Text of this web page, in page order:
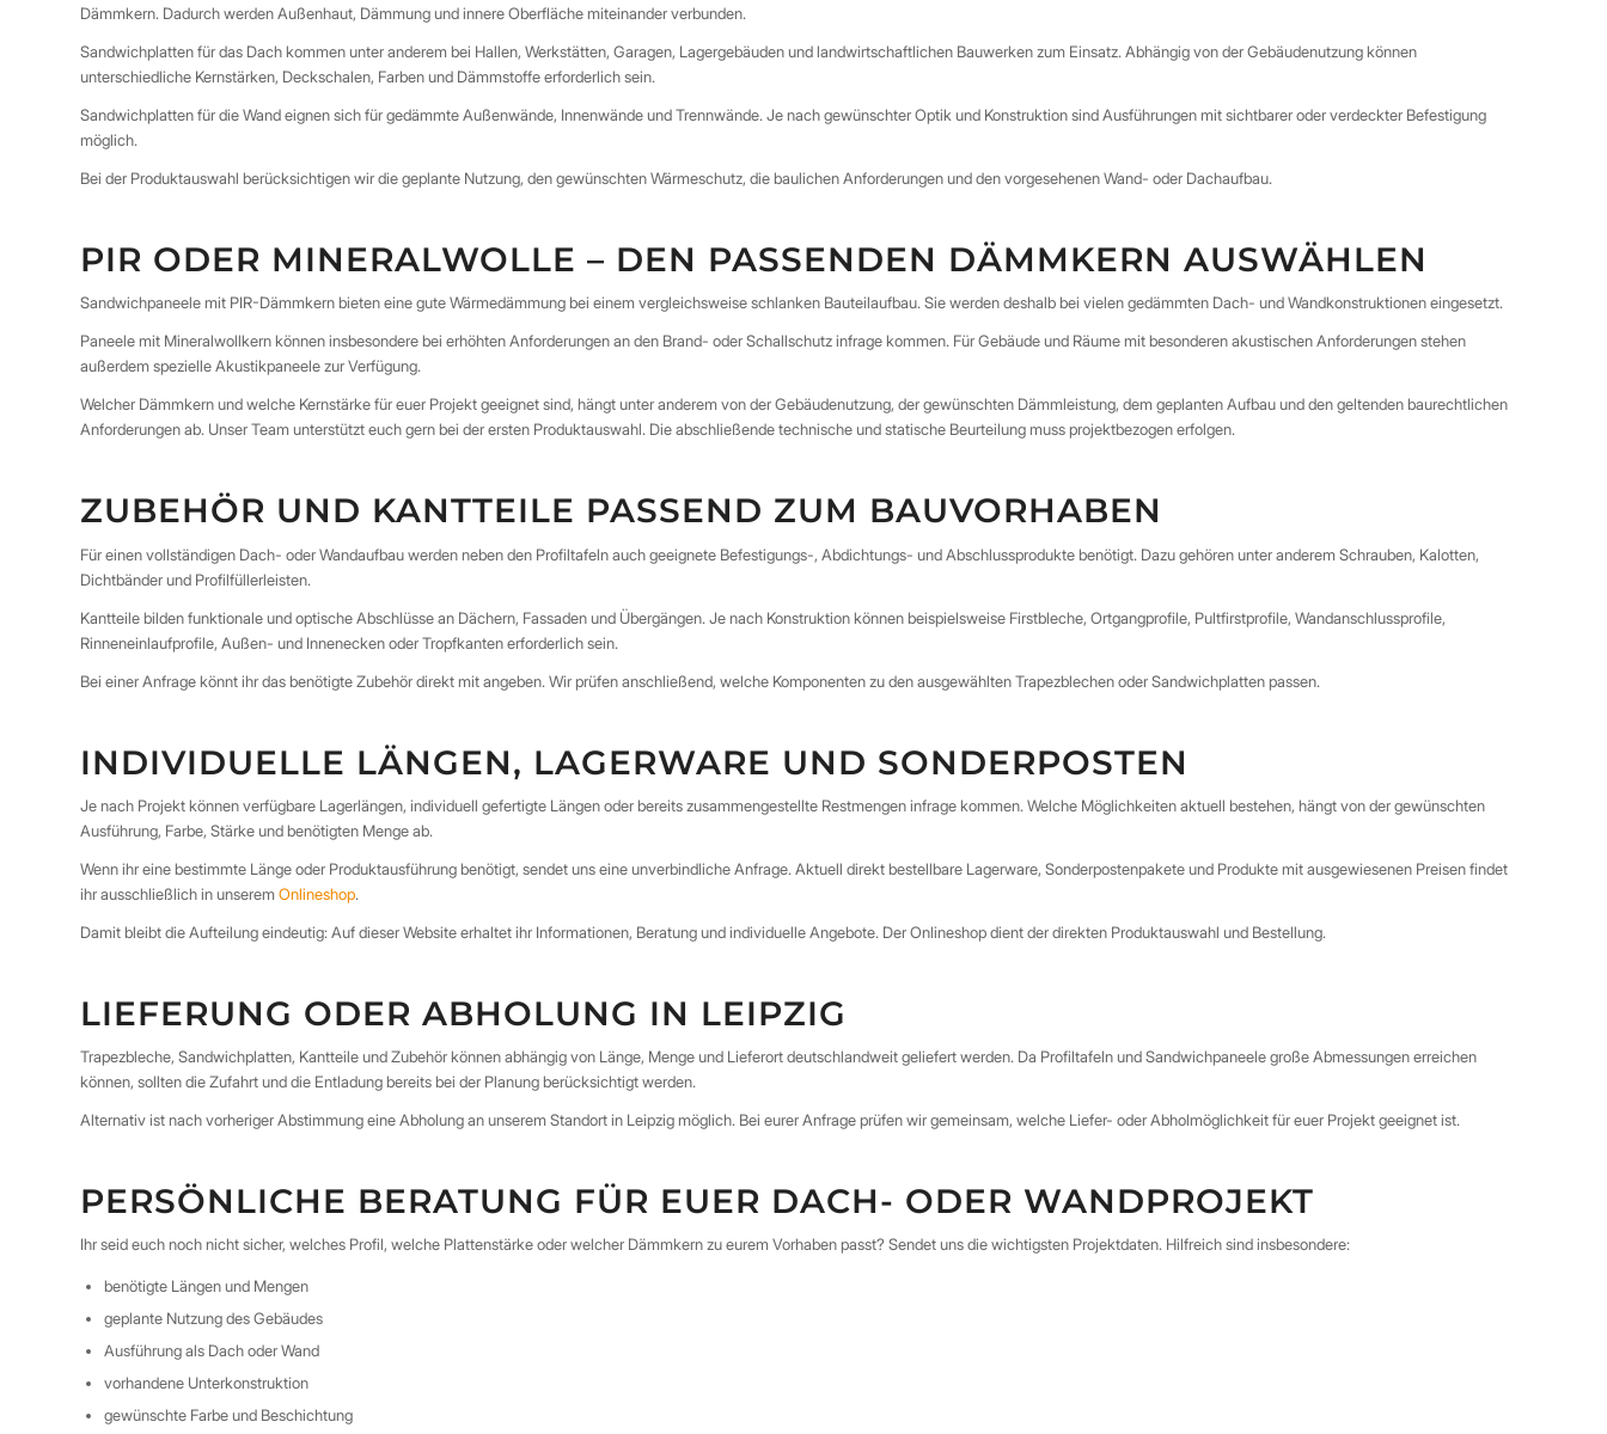
Dämmkern. Dadurch werden Außenhaut, Dämmung und innere Oberfläche miteinander verbunden.
Sandwichplatten für das Dach kommen unter anderem bei Hallen, Werkstätten, Garagen, Lagergebäuden und landwirtschaftlichen Bauwerken zum Einsatz. Abhängig von der Gebäudenutzung können
unterschiedliche Kernstärken, Deckschalen, Farben und Dämmstoffe erforderlich sein.
Sandwichplatten für die Wand eignen sich für gedämmte Außenwände, Innenwände und Trennwände. Je nach gewünschter Optik und Konstruktion sind Ausführungen mit sichtbarer oder verdeckter Befestigung
möglich.
Bei der Produktauswahl berücksichtigen wir die geplante Nutzung, den gewünschten Wärmeschutz, die baulichen Anforderungen und den vorgesehenen Wand- oder Dachaufbau.
PIR ODER MINERALWOLLE – DEN PASSENDEN DÄMMKERN AUSWÄHLEN
Sandwichpaneele mit PIR-Dämmkern bieten eine gute Wärmedämmung bei einem vergleichsweise schlanken Bauteilaufbau. Sie werden deshalb bei vielen gedämmten Dach- und Wandkonstruktionen eingesetzt.
Paneele mit Mineralwollkern können insbesondere bei erhöhten Anforderungen an den Brand- oder Schallschutz infrage kommen. Für Gebäude und Räume mit besonderen akustischen Anforderungen stehen
außerdem spezielle Akustikpaneele zur Verfügung.
Welcher Dämmkern und welche Kernstärke für euer Projekt geeignet sind, hängt unter anderem von der Gebäudenutzung, der gewünschten Dämmleistung, dem geplanten Aufbau und den geltenden baurechtlichen
Anforderungen ab. Unser Team unterstützt euch gern bei der ersten Produktauswahl. Die abschließende technische und statische Beurteilung muss projektbezogen erfolgen.
ZUBEHÖR UND KANTTEILE PASSEND ZUM BAUVORHABEN
Für einen vollständigen Dach- oder Wandaufbau werden neben den Profiltafeln auch geeignete Befestigungs-, Abdichtungs- und Abschlussprodukte benötigt. Dazu gehören unter anderem Schrauben, Kalotten,
Dichtbänder und Profilfüllerleisten.
Kantteile bilden funktionale und optische Abschlüsse an Dächern, Fassaden und Übergängen. Je nach Konstruktion können beispielsweise Firstbleche, Ortgangprofile, Pultfirstprofile, Wandanschlussprofile,
Rinneneinlaufprofile, Außen- und Innenecken oder Tropfkanten erforderlich sein.
Bei einer Anfrage könnt ihr das benötigte Zubehör direkt mit angeben. Wir prüfen anschließend, welche Komponenten zu den ausgewählten Trapezblechen oder Sandwichplatten passen.
INDIVIDUELLE LÄNGEN, LAGERWARE UND SONDERPOSTEN
Je nach Projekt können verfügbare Lagerlängen, individuell gefertigte Längen oder bereits zusammengestellte Restmengen infrage kommen. Welche Möglichkeiten aktuell bestehen, hängt von der gewünschten
Ausführung, Farbe, Stärke und benötigten Menge ab.
Wenn ihr eine bestimmte Länge oder Produktausführung benötigt, sendet uns eine unverbindliche Anfrage. Aktuell direkt bestellbare Lagerware, Sonderpostenpakete und Produkte mit ausgewiesenen Preisen findet
ihr ausschließlich in unseremOnlineshop.
Damit bleibt die Aufteilung eindeutig: Auf dieser Website erhaltet ihr Informationen, Beratung und individuelle Angebote. Der Onlineshop dient der direkten Produktauswahl und Bestellung.
LIEFERUNG ODER ABHOLUNG IN LEIPZIG
Trapezbleche, Sandwichplatten, Kantteile und Zubehör können abhängig von Länge, Menge und Lieferort deutschlandweit geliefert werden. Da Profiltafeln und Sandwichpaneele große Abmessungen erreichen
können, sollten die Zufahrt und die Entladung bereits bei der Planung berücksichtigt werden.
Alternativ ist nach vorheriger Abstimmung eine Abholung an unserem Standort in Leipzig möglich. Bei eurer Anfrage prüfen wir gemeinsam, welche Liefer- oder Abholmöglichkeit für euer Projekt geeignet ist.
PERSÖNLICHE BERATUNG FÜR EUER DACH- ODER WANDPROJEKT
Ihr seid euch noch nicht sicher, welches Profil, welche Plattenstärke oder welcher Dämmkern zu eurem Vorhaben passt? Sendet uns die wichtigsten Projektdaten. Hilfreich sind insbesondere:
benötigte Längen und Mengen
geplante Nutzung des Gebäudes
Ausführung als Dach oder Wand
vorhandene Unterkonstruktion
gewünschte Farbe und Beschichtung